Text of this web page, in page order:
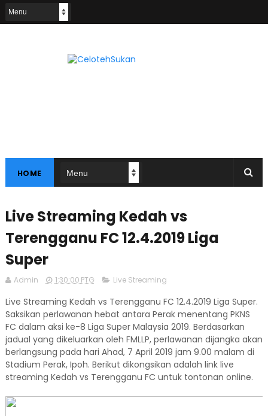
HOME
Live Streaming Kedah vs
Terengganu FC 12.4.2019 Liga
Super
Admin 1:30:00 PTG Live Streaming
Live Streaming Kedah vs Terengganu FC 12.4.2019 Liga Super.
Saksikan perlawanan hebat antara Perak menentang PKNS
FC dalam aksi ke-8 Liga Super Malaysia 2019. Berdasarkan
jadual yang dikeluarkan oleh FMLLP, perlawanan dijangka akan
berlangsung pada hari Ahad, 7 April 2019 jam 9.00 malam di
Stadium Perak, Ipoh. Berikut dikongsikan adalah link live
streaming Kedah vs Terengganu FC untuk tontonan online.